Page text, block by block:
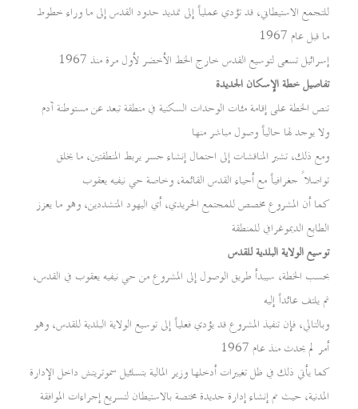
للتجمع الاستيطاني، قد تؤدي عملياً إلى تمديد حدود القدس إلى ما وراء خطوط
ما قبل عام 1967
إسرائيل تسعى لتوسيع القدس خارج الخط الأخضر لأول مرة منذ 1967
تفاصيل خطة الإسكان الجديدة
تنص الخطة على إقامة مئات الوحدات السكنية في منطقة تبعد عن مستوطنة آدم
ولا يوجد لها حالياً وصول مباشر منها
ومع ذلك، تشير المناقشات إلى احتمال إنشاء جسر يربط المنطقتين، ما يخلق
تواصلاً جغرافياً مع أحياء القدس القائمة، وخاصة حي نيفيه يعقوب
كما أن المشروع مخصص للمجتمع الحريدي، أي اليهود المتشددين، وهو ما يعزز
الطابع الديموغرافي للمنطقة
توسيع الولاية البلدية للقدس
بحسب الخطة، سيبدأ طريق الوصول إلى المشروع من حي نيفيه يعقوب في القدس،
ثم يلتف عائداً إليه
وبالتالي، فإن تنفيذ المشروع قد يؤدي فعلياً إلى توسيع الولاية البلدية للقدس، وهو
أمر لم يحدث منذ عام 1967
كما يأتي ذلك في ظل تغييرات أدخلها وزير المالية بتسلئيل سموتريتش داخل الإدارة
المدنية، حيث تم إنشاء إدارة جديدة مختصة بالاستيطان لتسريع إجراءات الموافقة